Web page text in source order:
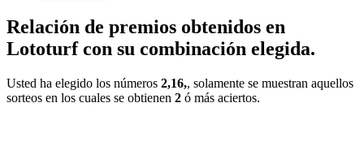
Relación de premios obtenidos en
Lototurf con su combinación elegida.
Usted ha elegido los números 2,16,, solamente se muestran aquellos
sorteos en los cuales se obtienen 2 ó más aciertos.